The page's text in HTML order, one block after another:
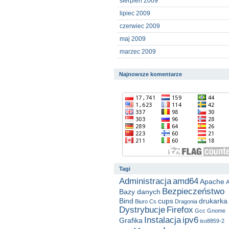
lipiec 2009
czerwiec 2009
maj 2009
marzec 2009
Najnowsze komentarze
Tagi
Administracjaamd64Apache
Bazy danych Bezpieczeństwo
Bind Biuro Cs cups Dragonia drukarka
Dystrybucje Firefox Gcc Gnome
Grafika Instalacja ipv6 iso8859-2